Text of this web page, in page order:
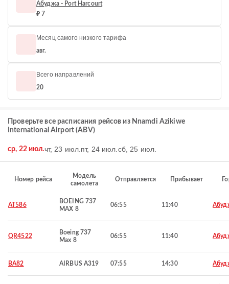
Абуджа - Port Harcourt
₽ 7
Месяц самого низкого тарифа
авг.
Всего направлений
20
Проверьте все расписания рейсов из Nnamdi Azikiwe
International Airport (ABV)
ср, 22 июл.чт, 23 июл. пт, 24 июл. сб, 25 июл.
Номер рейса
Модель
самолета
Отправляется Прибывает
AT586
BOEING 737
MAX 8
06:55 11:40
QR4522
Boeing 737
Max 8
06:55 11:40
BA82 AIRBUS A319 07:55 14:30